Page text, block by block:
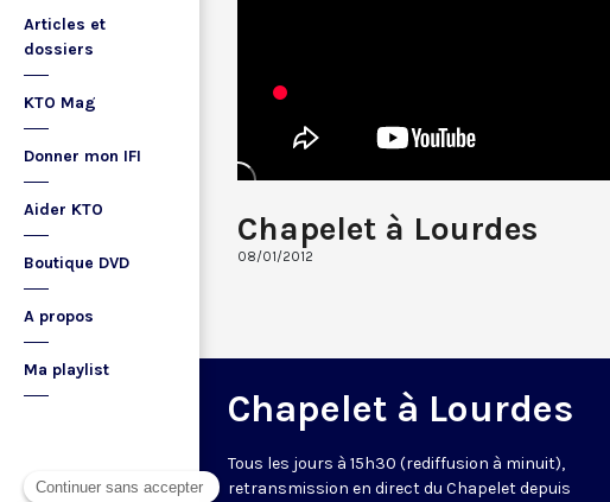
Articles et
dossiers
KTO Mag
Donner mon IFI
Aider KTO
Boutique DVD
A propos
Ma playlist
Chapelet à Lourdes
08/01/2012
Chapelet à Lourdes
Tous les jours à 15h30 (rediffusion à minuit),
retransmission en direct du Chapelet depuis